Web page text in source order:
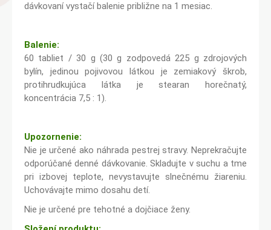
dávkovaní vystačí balenie približne na 1 mesiac.
Balenie:
60 tabliet / 30 g (30 g zodpovedá 225 g zdrojových
bylín, jedinou pojivovou látkou je zemiakový škrob,
protihrudkujúca látka je stearan horečnatý,
koncentrácia 7,5 : 1).
Upozornenie:
Nie je určené ako náhrada pestrej stravy. Neprekračujte
odporúčané denné dávkovanie. Skladujte v suchu a tme
pri izbovej teplote, nevystavujte slnečnému žiareniu.
Uchovávajte mimo dosahu detí.
Nie je určené pre tehotné a dojčiace ženy.